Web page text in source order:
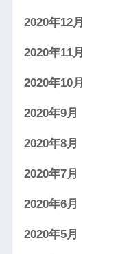
2020年12月
2020年11月
2020年10月
2020年9月
2020年8月
2020年7月
2020年6月
2020年5月